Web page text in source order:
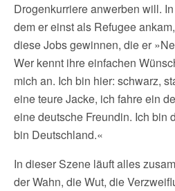
Drogenkurriere anwerben will.
dem er einst als Refugee
diese Jobs gewinnen, die er
Wer kennt ihre einfachen
mich an. Ich bin hier: schwarz,
eine teure Jacke, ich fahre ein
eine deutsche Freundin. Ich bin
bin Deutschland.«
In dieser Szene läuft alles
der Wahn, die Wut, die